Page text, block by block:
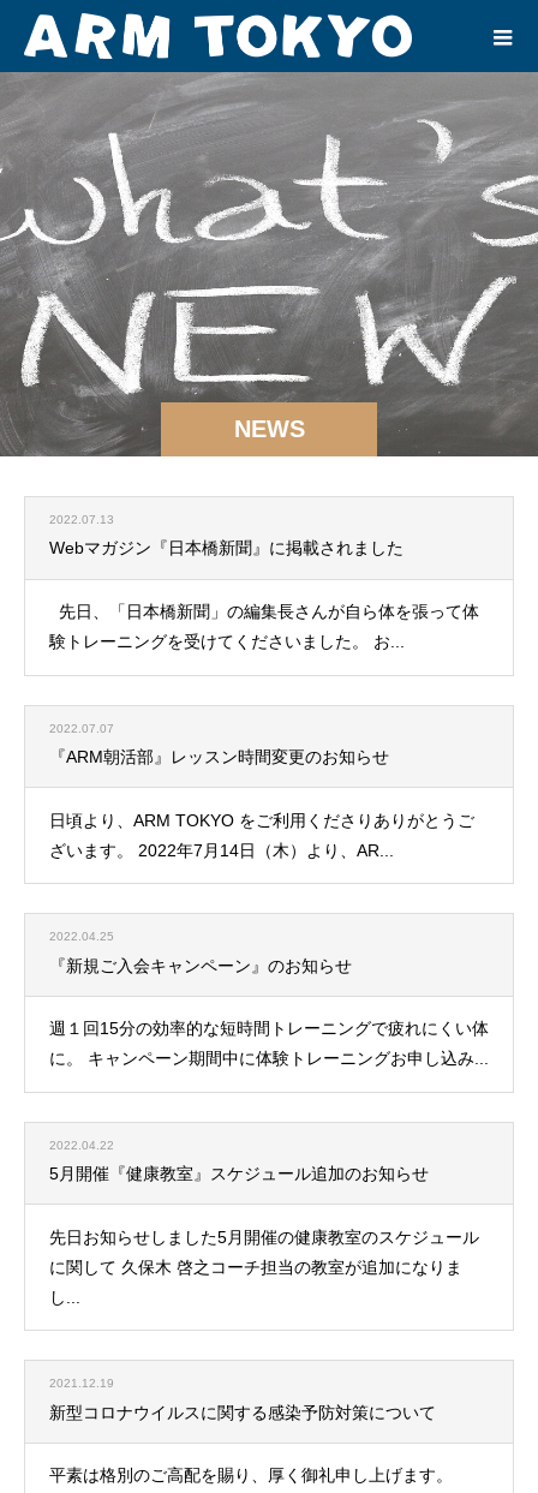
NEWS
2022.07.13
Webマガジン『日本橋新聞』に掲載されました
先日、「日本橋新聞」の編集長さんが自ら体を張って体
験トレーニングを受けてくださいました。 お...
2022.07.07
『ARM朝活部』レッスン時間変更のお知らせ
日頃より、ARM TOKYO をご利用くださりありがとうご
ざいます。 2022年7月14日（木）より、AR...
2022.04.25
『新規ご入会キャンペーン』のお知らせ
週１回15分の効率的な短時間トレーニングで疲れにくい体
に。 キャンペーン期間中に体験トレーニングお申し込み...
2022.04.22
5月開催『健康教室』スケジュール追加のお知らせ
先日お知らせしました5月開催の健康教室のスケジュール
に関して 久保木 啓之コーチ担当の教室が追加になりま
し...
2021.12.19
新型コロナウイルスに関する感染予防対策について
平素は格別のご高配を賜り、厚く御礼申し上げます。